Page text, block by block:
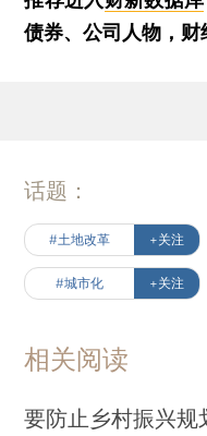
债券、公司人物，财
话题：
#土地改革 +关注
#城市化 +关注
相关阅读
要防止乡村振兴规